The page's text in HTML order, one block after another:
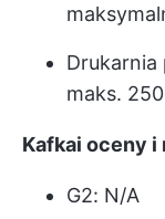
Drukarnia
maks.
Kafkai oceny i
G2: N/A